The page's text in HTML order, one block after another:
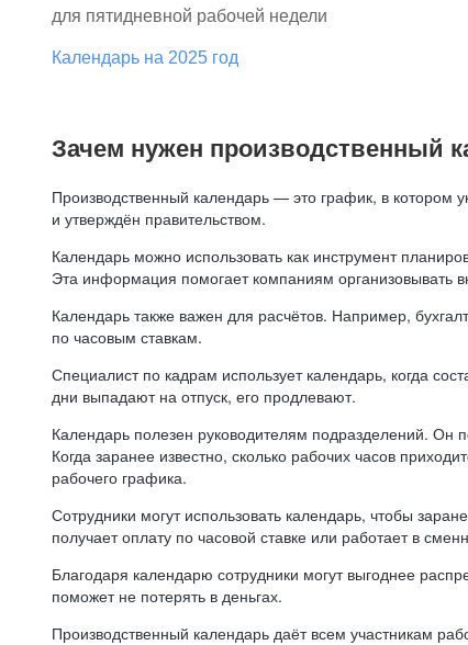
для пятидневной рабочей недели
Календарь на 2025 год
Зачем нужен производственный
Производственный календарь — это график, в котором
и утверждён правительством.
Календарь можно использовать как инструмент
Эта информация помогает компаниям организовывать
Календарь также важен для расчётов. Например,
по часовым ставкам.
Специалист по кадрам использует календарь, когда
дни выпадают на отпуск, его продлевают.
Календарь полезен руководителям подразделений. Он
Когда заранее известно, сколько рабочих часов
рабочего графика.
Сотрудники могут использовать календарь, чтобы
получает оплату по часовой ставке или работает в
Благодаря календарю сотрудники могут выгоднее
поможет не потерять в деньгах.
Производственный календарь даёт всем участникам